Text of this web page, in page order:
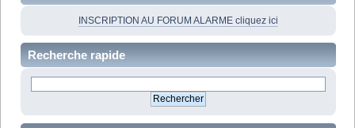
INSCRIPTION AU FORUM ALARME cliquez ici
Recherche rapide